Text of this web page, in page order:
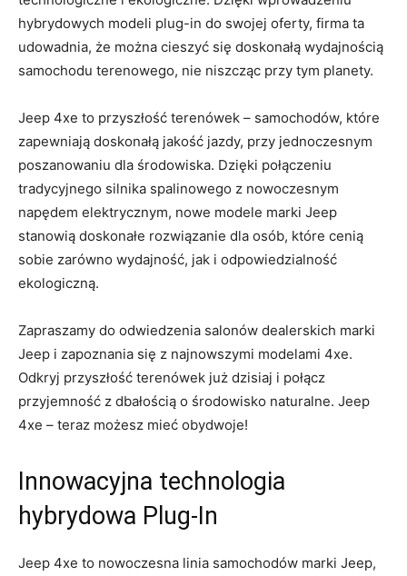
hybrydowych ⁣modeli plug-in do swojej ⁢oferty,⁢ firma ta
udowadnia, że⁤ można‍ cieszyć się doskonałą wydajnością
samochodu terenowego, ‍nie niszcząc przy tym planety.
Jeep 4xe ​to przyszłość terenówek – samochodów, które
zapewniają doskonałą jakość jazdy, przy jednoczesnym
‌poszanowaniu dla środowiska. Dzięki połączeniu
tradycyjnego silnika spalinowego z nowoczesnym
napędem⁤ elektrycznym, nowe modele marki Jeep
stanowią doskonałe rozwiązanie ​dla osób, ‌które cenią
sobie zarówno wydajność, jak⁤ i odpowiedzialność
ekologiczną.
Zapraszamy ​do⁣ odwiedzenia salonów dealerskich‌ marki
Jeep i zapoznania się z najnowszymi ​modelami 4xe.
Odkryj przyszłość terenówek⁢ już dzisiaj i połącz
⁢przyjemność z dbałością o środowisko naturalne.⁢ Jeep
4xe – ‍teraz możesz mieć obydwoje!
Innowacyjna technologia
hybrydowa⁣ Plug-In
Jeep ⁢4xe to⁤ nowoczesna linia samochodów marki ​Jeep,